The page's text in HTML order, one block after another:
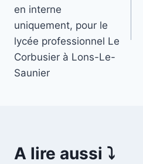
en interne
uniquement, pour le
lycée professionnel Le
Corbusier à Lons-Le-
Saunier
A lire aussi ⤵️